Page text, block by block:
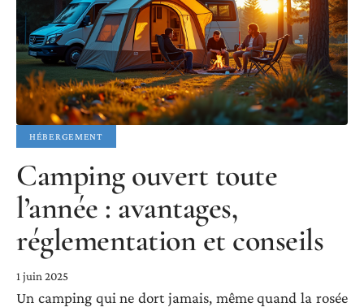
HÉBERGEMENT
Camping ouvert toute
l’année : avantages,
réglementation et conseils
1 juin 2025
Un camping qui ne dort jamais, même quand la rosée